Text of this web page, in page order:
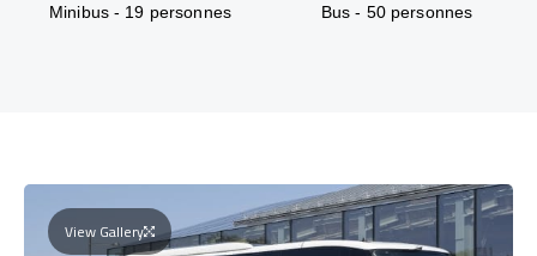
Minibus - 19 personnes Bus - 50 personnes
View Gallery